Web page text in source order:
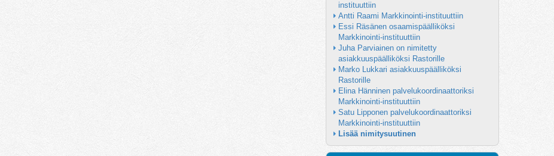
instituuttiin
Antti Raami Markkinointi-instituuttiin
Essi Räsänen osaamispäälliköksi
Markkinointi-instituuttiin
Juha Parviainen on nimitetty
asiakkuuspäälliköksi Rastorille
Marko Lukkari asiakkuuspäälliköksi
Rastorille
Elina Hänninen palvelukoordinaattoriksi
Markkinointi-instituuttiin
Satu Lipponen palvelukoordinaattoriksi
Markkinointi-instituuttiin
Lisää nimitysuutinen